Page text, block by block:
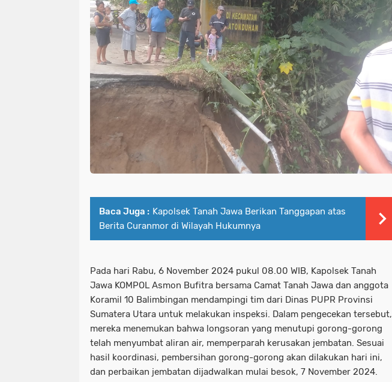
Baca Juga : Kapolsek Tanah Jawa Berikan Tanggapan atas
Berita Curanmor di Wilayah Hukumnya
Pada hari Rabu, 6 November 2024 pukul 08.00 WIB, Kapolsek Tanah
Jawa KOMPOL Asmon Bufitra bersama Camat Tanah Jawa dan anggota
Koramil 10 Balimbingan mendampingi tim dari Dinas PUPR Provinsi
Sumatera Utara untuk melakukan inspeksi. Dalam pengecekan tersebut,
mereka menemukan bahwa longsoran yang menutupi gorong-gorong
telah menyumbat aliran air, memperparah kerusakan jembatan. Sesuai
hasil koordinasi, pembersihan gorong-gorong akan dilakukan hari ini,
dan perbaikan jembatan dijadwalkan mulai besok, 7 November 2024.